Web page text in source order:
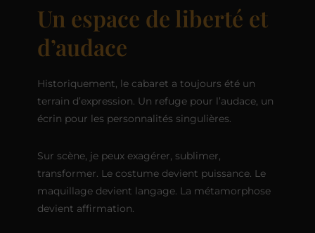
Un espace de liberté et
d’audace
Historiquement, le cabaret a toujours été un
terrain d’expression. Un refuge pour l’audace, un
écrin pour les personnalités singulières.
Sur scène, je peux exagérer, sublimer,
transformer. Le costume devient puissance. Le
maquillage devient langage. La métamorphose
devient affirmation.